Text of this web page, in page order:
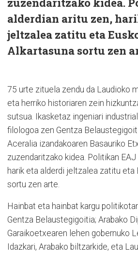
alderdian aritu zen,
jeltzalea zatitu eta
Alkartasuna sortu zen
75 urte zituela zendu da Laudioko
eta herriko historiaren zein
sutsua. Ikasketaz ingeniari
filologoa zen Gentza
Aceralia izandakoaren Basauriko
zuzendaritzako kidea. Politikan
harik eta alderdi jeltzalea zatitu eta
sortu zen arte.
Hainbat eta hainbat kargu
Gentza Belaustegigoitia; Arabako
Garaikoetxearen lehen gobernuko
Idazkari, Arabako biltzarkide, eta